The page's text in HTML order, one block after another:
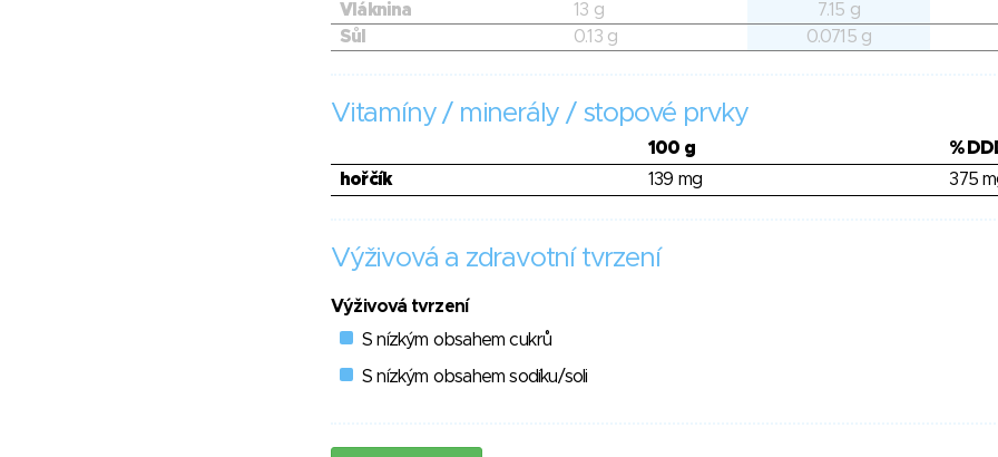
Vláknina
13 g
7.15 g
Sůl
0.13 g 0.0715 g
Vitamíny / minerály / stopové prvky
100 g
%
hořčík
139 mg 375
Výživová a zdravotní tvrzení
Výživová tvrzení
S nízkým obsahem cukrů
S nízkým obsahem sodíku/soli